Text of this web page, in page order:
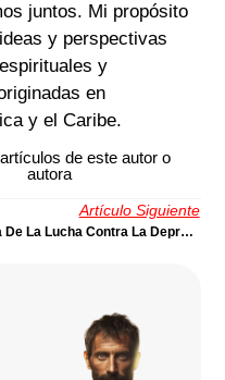
juntos. Mi propósito
y perspectivas
y
en
y el Caribe.
de este autor o
autora
Artículo Siguiente
Día De La Lucha Contra La Depresión: Fe, Sufrimiento Y Humanidad En La Vida De Charles Spurgeon